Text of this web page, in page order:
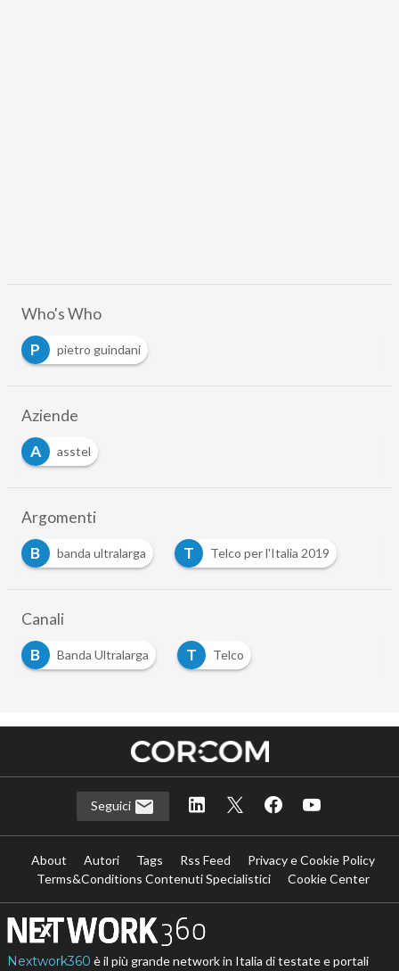
Who's Who
P
pietro guindani
Aziende
A
asstel
Argomenti
B
banda ultralarga T Telco per l'Italia 2019
Canali
B
Banda Ultralarga T Telco
Seguici
About Autori Tags Rss Feed
Privacy e Cookie Policy
Terms&Conditions Contenuti Specialistici
Cookie Center
Nextwork360 è il più grande network in Italia di testate e portali